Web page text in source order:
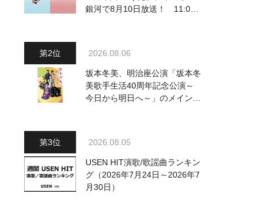
銀河で8月10日放送！ 11:00
出演者・曲目情報
2026.08.06
坂本冬美、明治座公演「坂本冬
美歌手生活40周年記念公演～
今日から明日へ～」のメインビ
2026.08.05
USEN HIT演歌/歌謡曲ランキン
グ（2026年7月24日～2026年7
月30日）